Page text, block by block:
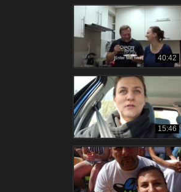
40:42
15:46